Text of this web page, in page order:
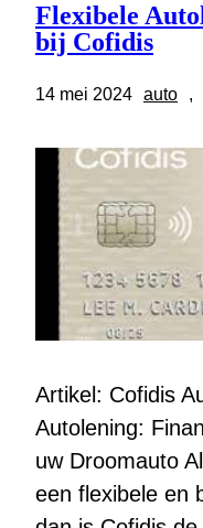
Flexibele
bij Cofidis
14 mei 2024 auto ,
Artikel: Cofidis
Autolening:
uw Droomauto
een flexibele en